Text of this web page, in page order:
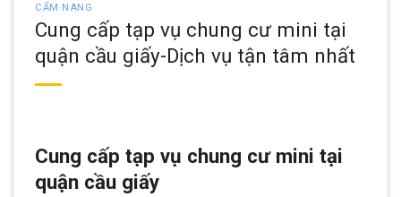
CẨM NANG
Cung cấp tạp vụ chung cư mini tại
quận cầu giấy-Dịch vụ tận tâm nhất
Cung cấp tạp vụ chung cư mini tại
quận cầu giấy